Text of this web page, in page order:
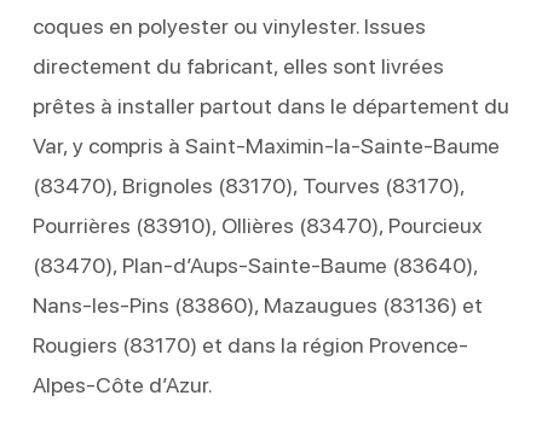
coques en polyester ou vinylester. Issues
directement du fabricant, elles sont livrées
prêtes à installer partout dans le département du
Var, y compris à Saint-Maximin-la-Sainte-Baume
(83470), Brignoles (83170), Tourves (83170),
Pourrières (83910), Ollières (83470), Pourcieux
(83470), Plan-d’Aups-Sainte-Baume (83640),
Nans-les-Pins (83860), Mazaugues (83136) et
Rougiers (83170) et dans la région Provence-
Alpes-Côte d’Azur.